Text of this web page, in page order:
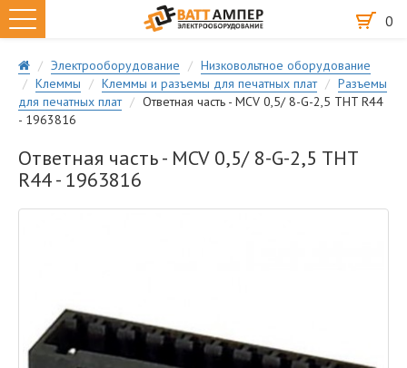
0
Электрооборудование
Низковольтное оборудование
Клеммы
Клеммы и разъемы для печатных плат
Разъемы
для печатных плат
Ответная часть - MCV 0,5/ 8-G-2,5 THT R44
- 1963816
Ответная часть - MCV 0,5/ 8-G-2,5 THT
R44 - 1963816